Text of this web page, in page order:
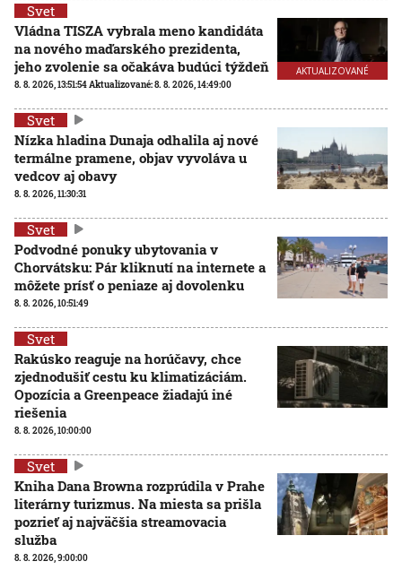
AKTUALIZOVANÉ
Svet
Vládna TISZA vybrala meno kandidáta
na nového maďarského prezidenta,
jeho zvolenie sa očakáva budúci týždeň
8. 8. 2026, 13:51:54Aktualizované:8. 8. 2026, 14:49:00
Svet
Nízka hladina Dunaja odhalila aj nové
termálne pramene, objav vyvoláva u
vedcov aj obavy
8. 8. 2026, 11:30:31
Svet
Podvodné ponuky ubytovania v
Chorvátsku: Pár kliknutí na internete a
môžete prísť o peniaze aj dovolenku
8. 8. 2026, 10:51:49
Svet
Rakúsko reaguje na horúčavy, chce
zjednodušiť cestu ku klimatizáciám.
Opozícia a Greenpeace žiadajú iné
riešenia
8. 8. 2026, 10:00:00
Svet
Kniha Dana Browna rozprúdila v Prahe
literárny turizmus. Na miesta sa prišla
pozrieť aj najväčšia streamovacia
služba
8. 8. 2026, 9:00:00